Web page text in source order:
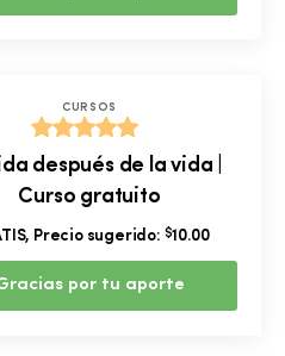
CURSOS
Valorado
5.00
de 5
después de la vida |
Curso gratuito
Precio sugerido: $10.00
por tu aporte